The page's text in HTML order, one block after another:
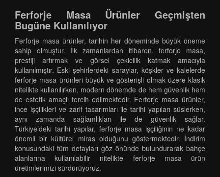
Ferforje Masa Ürünler Geçmişten
Bugüne Kullanılıyor
Ferforje masa ürünler, tarihin her döneminde büyük öneme
sahip olmuştur. İlk zamanlardan itibaren, ferforje masa,
prestiji artırmak ve görsel çekicilik katmak amacıyla
kullanılmıştır. Eski şehirlerdeki saraylar, köşkler ve kalelerde
ferforje masa ürünleri büyük ve gösterişli olmak üzere klasik
nitelikte kullanılırken, modern dönemde de hem güvenlik hem
de estetik amaçlı tercih edilmektedir. Ferforje masa ürünler,
ince işçilikleri ve zarif tasarımları ile tarihi yapıları süslerken,
aynı zamanda sağlamlıkları ile de güvenlik sağlar.
Türkiye’deki tarihi yapılar, ferforje masa işçiliğinin ne kadar
önemli bir kültürel miras olduğunu göstermektedir. İndirim
konusundaki tüm detayları göz önünde bulundurarak bahçe
alanlarına kullanılabilir nitelikte ferforje masa ürün
üretimlerimizi sürdürüyoruz.